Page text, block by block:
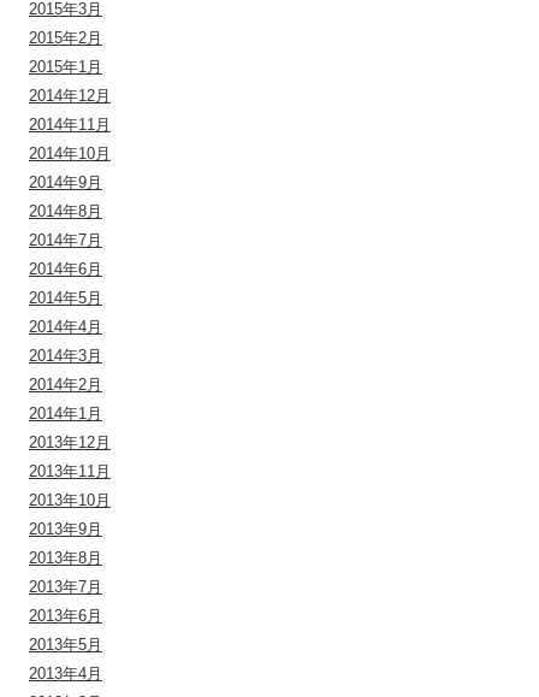
2015年3月
2015年2月
2015年1月
2014年12月
2014年11月
2014年10月
2014年9月
2014年8月
2014年7月
2014年6月
2014年5月
2014年4月
2014年3月
2014年2月
2014年1月
2013年12月
2013年11月
2013年10月
2013年9月
2013年8月
2013年7月
2013年6月
2013年5月
2013年4月